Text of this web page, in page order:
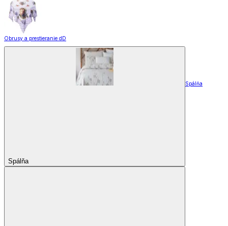
Obrusy a prestieranie dD
Spálňa
Spálňa